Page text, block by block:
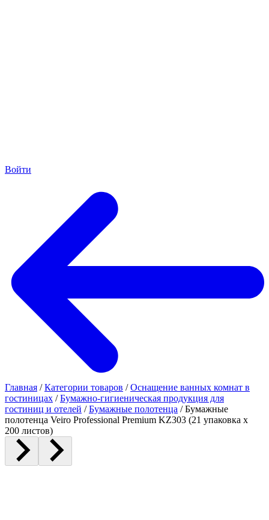
Войти
Главная / Категории товаров / Оснащение ванных комнат в
гостиницах / Бумажно-гигиеническая продукция для
гостиниц и отелей / Бумажные полотенца / Бумажные
полотенца Veiro Professional Premium KZ303 (21 упаковка х
200 листов)